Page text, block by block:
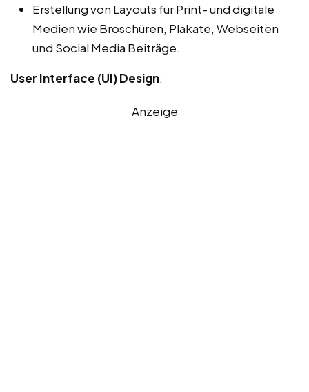
Erstellung von Layouts für Print- und digitale
Medien wie Broschüren, Plakate, Webseiten
und Social Media Beiträge.
User Interface (UI) Design:
Anzeige